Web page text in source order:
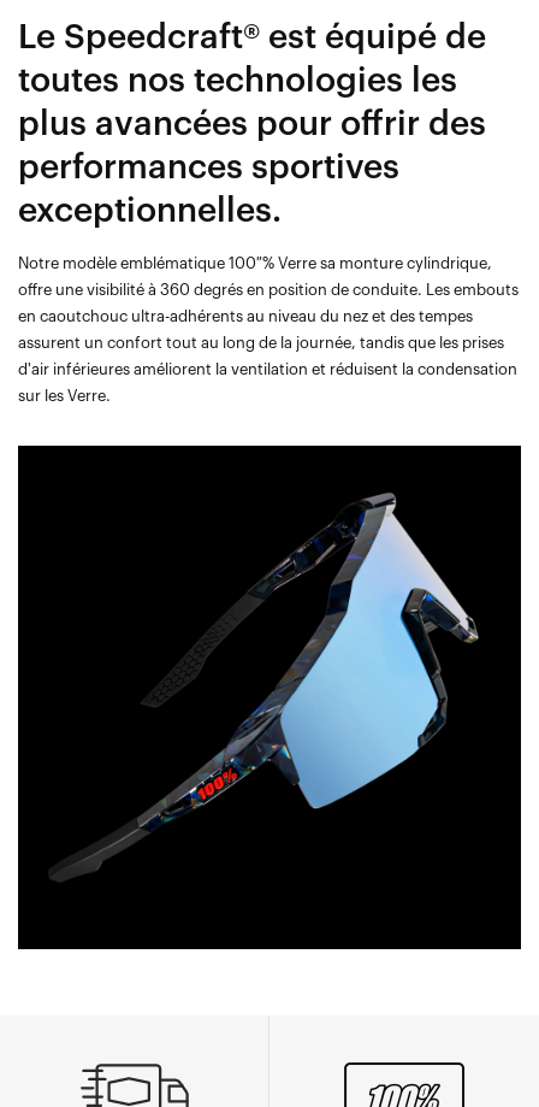
Le Speedcraft® est équipé de
toutes nos technologies les
plus avancées pour offrir des
performances sportives
exceptionnelles.
Notre modèle emblématique 100 % Verre sa monture cylindrique,
offre une visibilité à 360 degrés en position de conduite. Les embouts
en caoutchouc ultra-adhérents au niveau du nez et des tempes
assurent un confort tout au long de la journée, tandis que les prises
d'air inférieures améliorent la ventilation et réduisent la condensation
sur les Verre.